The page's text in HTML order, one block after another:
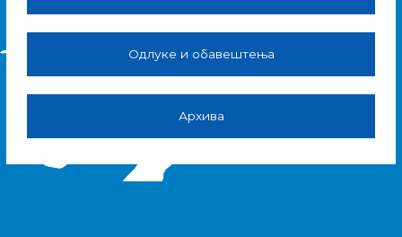
Одлуке и обавештења
Архива